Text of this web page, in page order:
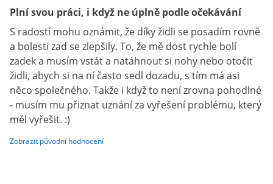
Plní svou práci, i když ne úplně podle očekávání
S radostí mohu oznámit, že díky židli se posadím rovně
a bolesti zad se zlepšily. To, že mě dost rychle bolí
zadek a musím vstát a natáhnout si nohy nebo otočit
židli, abych si na ní často sedl dozadu, s tím má asi
něco společného. Takže i když to není zrovna pohodlné
- musím mu přiznat uznání za vyřešení problému, který
měl vyřešit. :)
Zobrazit původní hodnocení